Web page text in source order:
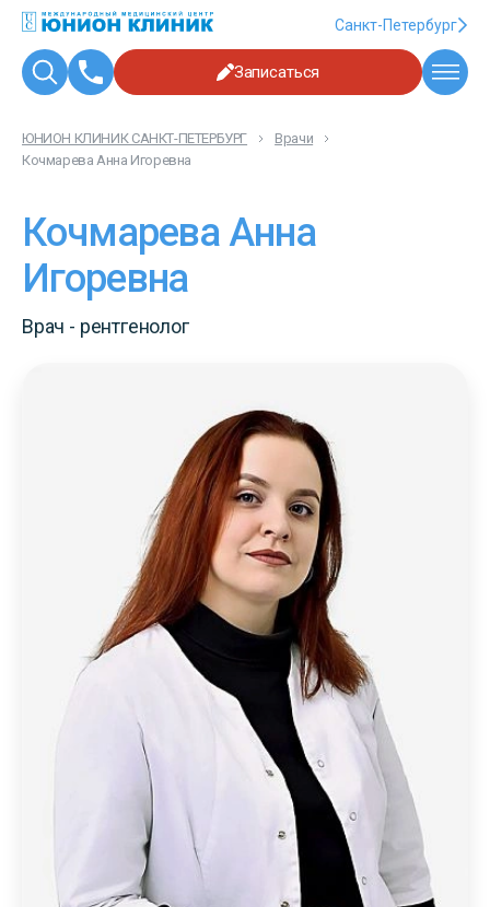
Санкт-Петербург
Записаться
ЮНИОН КЛИНИК САНКТ-ПЕТЕРБУРГ
Врачи
Кочмарева Анна Игоревна
Кочмарева Анна
Игоревна
Врач - рентгенолог